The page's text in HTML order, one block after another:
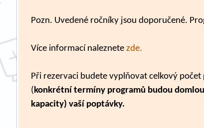
Pozn. Uvedené ročníky jsou doporučené.
Více informací naleznete zde.
Při rezervaci budete vyplňovat celkový
(konkrétní termíny programů budou
kapacity) vaší poptávky.